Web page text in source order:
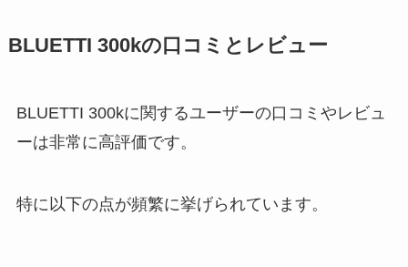
BLUETTI 300kの口コミとレビュー
BLUETTI 300kに関するユーザーの口コミやレビュ
ーは非常に高評価です。
特に以下の点が頻繁に挙げられています。